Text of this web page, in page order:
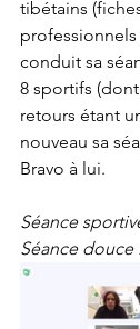
tibétains
conduit sa
8 sportifs
retours étant
nouveau sa
Bravo à lui.
Séance
Séance douce